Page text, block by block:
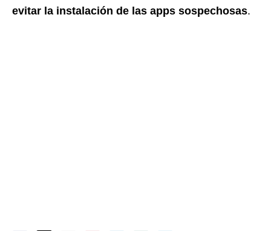
evitar la instalación de las apps sospechosas.